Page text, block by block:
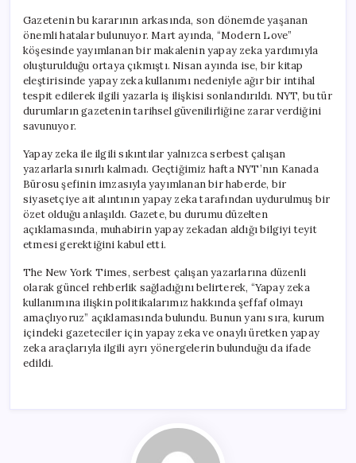
Gazetenin bu kararının arkasında, son dönemde yaşanan
önemli hatalar bulunuyor. Mart ayında, “Modern Love”
köşesinde yayımlanan bir makalenin yapay zeka yardımıyla
oluşturulduğu ortaya çıkmıştı. Nisan ayında ise, bir kitap
eleştirisinde yapay zeka kullanımı nedeniyle ağır bir intihal
tespit edilerek ilgili yazarla iş ilişkisi sonlandırıldı. NYT, bu tür
durumların gazetenin tarihsel güvenilirliğine zarar verdiğini
savunuyor.
Yapay zeka ile ilgili sıkıntılar yalnızca serbest çalışan
yazarlarla sınırlı kalmadı. Geçtiğimiz hafta NYT’nın Kanada
Bürosu şefinin imzasıyla yayımlanan bir haberde, bir
siyasetçiye ait alıntının yapay zeka tarafından uydurulmuş bir
özet olduğu anlaşıldı. Gazete, bu durumu düzelten
açıklamasında, muhabirin yapay zekadan aldığı bilgiyi teyit
etmesi gerektiğini kabul etti.
The New York Times, serbest çalışan yazarlarına düzenli
olarak güncel rehberlik sağladığını belirterek, “Yapay zeka
kullanımına ilişkin politikalarımız hakkında şeffaf olmayı
amaçlıyoruz” açıklamasında bulundu. Bunun yanı sıra, kurum
içindeki gazeteciler için yapay zeka ve onaylı üretken yapay
zeka araçlarıyla ilgili ayrı yönergelerin bulunduğu da ifade
edildi.